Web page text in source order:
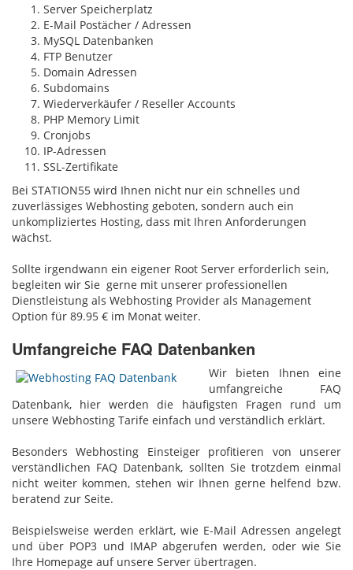
Server Speicherplatz
E-Mail Postächer / Adressen
MySQL Datenbanken
FTP Benutzer
Domain Adressen
Subdomains
Wiederverkäufer / Reseller Accounts
PHP Memory Limit
Cronjobs
IP-Adressen
SSL-Zertifikate
Bei STATION55 wird Ihnen nicht nur ein schnelles und
zuverlässiges Webhosting geboten, sondern auch ein
unkompliziertes Hosting, dass mit Ihren Anforderungen
wächst.
Sollte irgendwann ein eigener Root Server erforderlich sein,
begleiten wir Sie gerne mit unserer professionellen
Dienstleistung als Webhosting Provider als Management
Option für 89.95 € im Monat weiter.
Umfangreiche FAQ Datenbanken
Wir bieten Ihnen eine
umfangreiche FAQ
Datenbank, hier werden die häufigsten Fragen rund um
unsere Webhosting Tarife einfach und verständlich erklärt.
Besonders Webhosting Einsteiger profitieren von unserer
verständlichen FAQ Datenbank, sollten Sie trotzdem einmal
nicht weiter kommen, stehen wir Ihnen gerne helfend bzw.
beratend zur Seite.
Beispielsweise werden erklärt, wie E-Mail Adressen angelegt
und über POP3 und IMAP abgerufen werden, oder wie Sie
Ihre Homepage auf unsere Server übertragen.